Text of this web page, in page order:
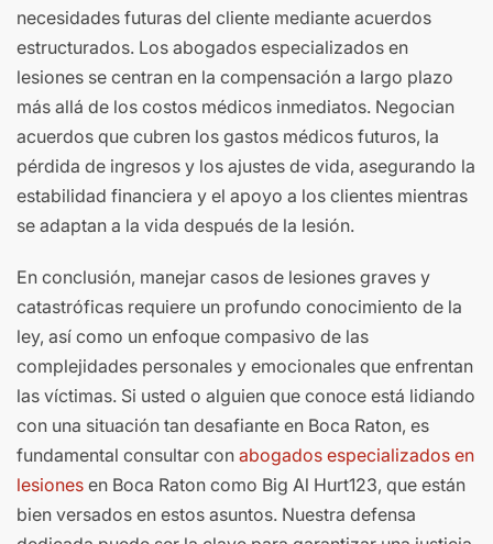
necesidades futuras del cliente mediante acuerdos
estructurados. Los abogados especializados en
lesiones se centran en la compensación a largo plazo
más allá de los costos médicos inmediatos. Negocian
acuerdos que cubren los gastos médicos futuros, la
pérdida de ingresos y los ajustes de vida, asegurando la
estabilidad financiera y el apoyo a los clientes mientras
se adaptan a la vida después de la lesión.
En conclusión, manejar casos de lesiones graves y
catastróficas requiere un profundo conocimiento de la
ley, así como un enfoque compasivo de las
complejidades personales y emocionales que enfrentan
las víctimas. Si usted o alguien que conoce está lidiando
con una situación tan desafiante en Boca Raton, es
fundamental consultar con abogados especializados en
lesiones en Boca Raton como Big Al Hurt123, que están
bien versados ​​en estos asuntos. Nuestra defensa